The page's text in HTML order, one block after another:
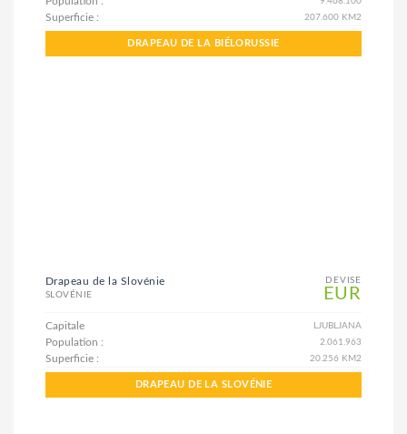
Superficie : 207.600 KM2
DRAPEAU DE LA BIÉLORUSSIE
DEVISE
EUR
Drapeau de la Slovénie
SLOVÉNIE
Capitale LJUBLJANA
Population : 2.061.963
Superficie : 20.256 KM2
DRAPEAU DE LA SLOVÉNIE